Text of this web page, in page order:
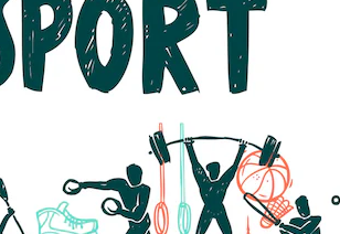
Produtos
Spaces
Assistente de IA
Gerador de vídeos
Texto para voz
Conteúdo de stock
Começar
Academy
Documentação
Termos e
condições
Política de
privacidade